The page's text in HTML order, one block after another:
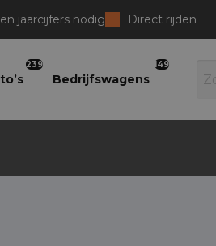
jaarcijfers nodig Direct rijden
239
Bedrijfswagens
149